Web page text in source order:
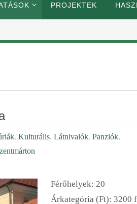
PROJEKTEK
, Kulturális, Látnivalók, Panziók,
Férőhelyek: 20
Árkategória (Ft): 3200